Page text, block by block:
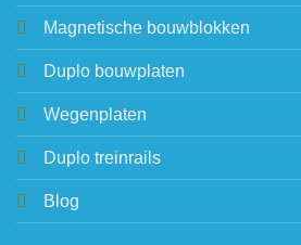
Magnetische bouwblokken
Duplo bouwplaten
Wegenplaten
Duplo treinrails
Blog